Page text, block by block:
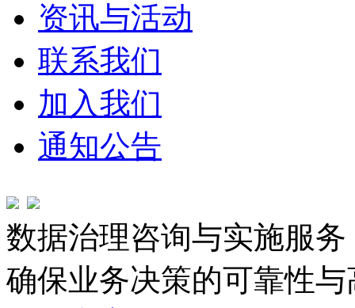
资讯与活动
联系我们
加入我们
通知公告
数据治理咨询与实施服务
确保业务决策的可靠性与